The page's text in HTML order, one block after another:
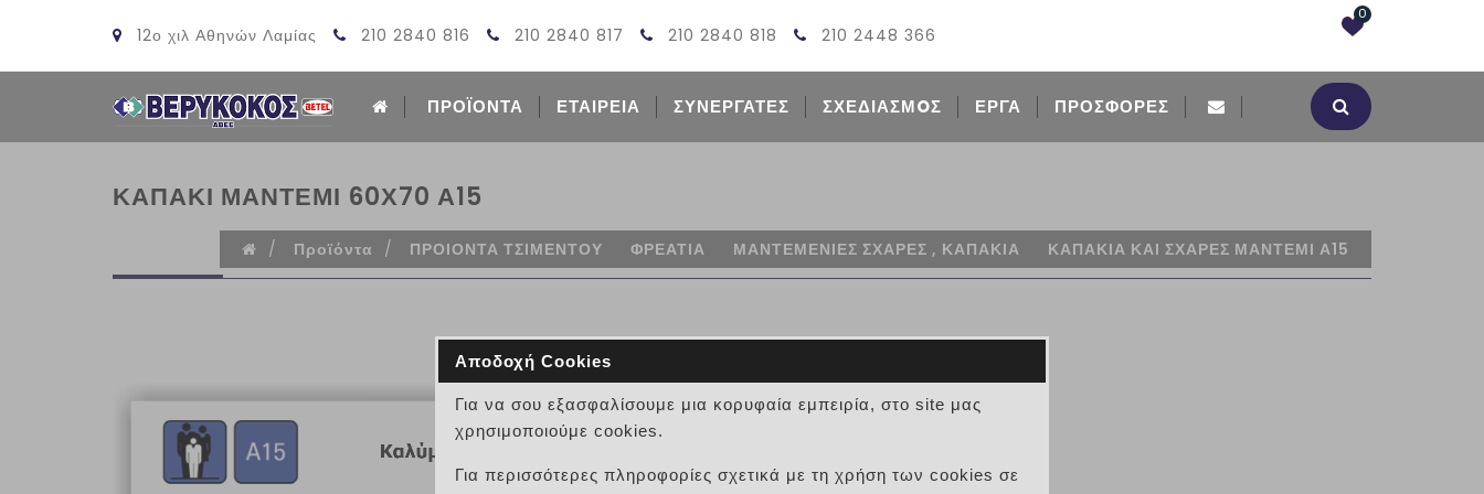
12ο χιλ Αθηνών Λαμίας 210 2840 816 210 2840 817 210 2840 818 210 2448 366
0
ΠΡΟΪΟΝΤΑ ΕΤΑΙΡΕΙΑ ΣΥΝΕΡΓΑΤΕΣ ΣΧΕΔΙΑΣΜOΣ ΕΡΓΑ ΠΡΟΣΦΟΡΈΣ
ΚΑΠΑΚΙ ΜΑΝΤΕΜΙ 60Χ70 Α15
/ Προϊόντα / ΠΡΟΙΟΝΤΑ ΤΣΙΜΕΝΤΟΥ ΦΡΕΑΤΙΑ ΜΑΝΤΕΜΕΝΙΕΣ ΣΧΑΡΕΣ , ΚΑΠΑΚΙΑ ΚΑΠΑΚΙΑ ΚΑΙ ΣΧΑΡΕΣ ΜΑΝΤΕΜΙ Α15
ΚΑΠΑΚΙ ΜΑΝΤΕΜΙ 60Χ70 Α15
Αποδοχή Cookies
Για να σου εξασφαλίσουμε μια κορυφαία εμπειρία, στο site μας
χρησιμοποιούμε cookies.
Για περισσότερες πληροφορίες σχετικά με τη χρήση των cookies σε